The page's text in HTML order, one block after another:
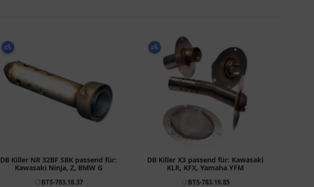
DB Killer NR 32BF SBK passend für:
Kawasaki Ninja, Z, BMW G
BTS-783.18.37
DB Killer X3 passend für: Kawasaki
KLR, KFX, Yamaha YFM
BTS-783.19.85